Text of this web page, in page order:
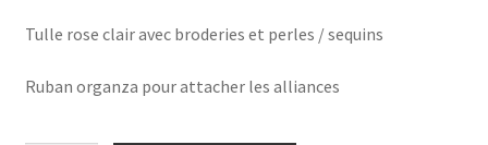
Tulle rose clair avec broderies et perles / sequins
Ruban organza pour attacher les alliances